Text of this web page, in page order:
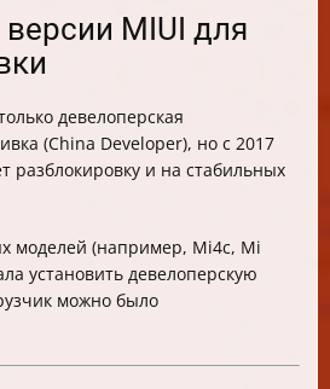
MIUI для
девелоперская
(China Developer), но с 2017
разблокировку и на стабильных
моделей (например, Mi4c, Mi
установить девелоперскую
можно было